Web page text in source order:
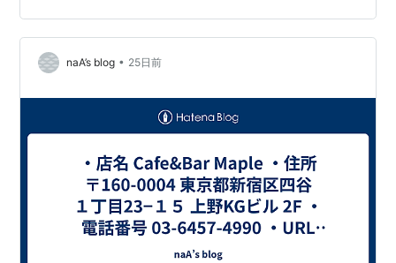
バーです。 中野駅からのアクセスも良く、仕事帰りや休
日のお出かけにも気軽に立ち寄れます。アイドル気分を
楽しめる雰囲気の中で、会話やドリンクをより特別な時
naA’s blog • 25日前